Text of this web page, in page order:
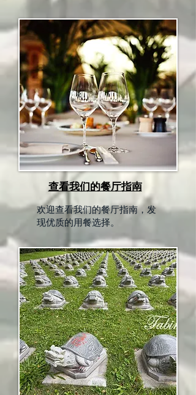
查看我们的餐厅指南
欢迎查看我们的餐厅指南，发
现优质的用餐选择。